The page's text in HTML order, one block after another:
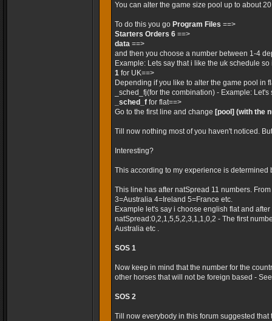
You can alter the game size pool up to about
To do this you go Program Files ==>
Starters Orders 6 ==>
data ==>
and then you choose a number between 1-4
Example: Lets say that i like the uk schedule so
1 for UK==>
Depending if you like to alter the game pool in
_sched_fj(for the combination) - Example:
_sched_f for flat==>
Go to the first line and change [pool] (with the
Till now nothing most of you haven't noticed.
Interesting?
This according to my experience is
This line has after natSpread 11 numbers.
3=Australia 4=Ireland 5=France etc.
Example let's say i choose english flat and
natSpread:0,2,1,5,5,2,3,1,1,0,2 - The first
Australia etc .
SOS 1
Now keep in mind that the number for the
other horses that will not be foreign based -
SOS 2
Till now everybody in this forum suggested